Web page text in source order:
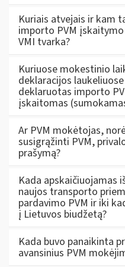
Kuriais atvejais ir kam
importo PVM
VMI tvarka?
Kuriuose mokestinio
deklaracijos
deklaruotas importo
įskaitomas
Ar PVM mokėtojas,
susigrąžinti PVM,
prašymą?
Kada apskaičiuojamas
naujos transporto
pardavimo PVM ir iki
į Lietuvos biudžetą?
Kada buvo panaikinta
avansinius PVM